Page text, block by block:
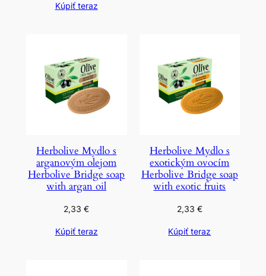
Kúpiť teraz
Herbolive Mydlo s
arganovým olejom
Herbolive Bridge soap
with argan oil
2,33€
Kúpiť teraz
Herbolive Mydlo s
exotickým ovocím
Herbolive Bridge soap
with exotic fruits
2,33 €
Kúpiť teraz